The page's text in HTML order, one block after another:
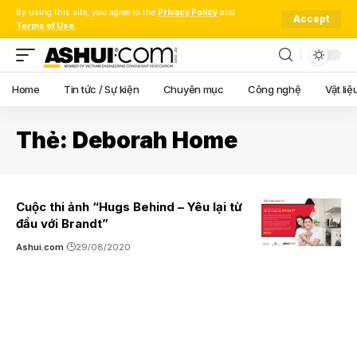
By using this site, you agree to the Privacy Policy and
Terms of Use.
Accept
Home Tin tức / Sự kiện Chuyên mục Công nghệ Vật
Thẻ: Deborah Home
Cuộc thi ảnh “Hugs Behind – Yêu lại từ
đầu với Brandt”
Ashui.com 29/08/2020